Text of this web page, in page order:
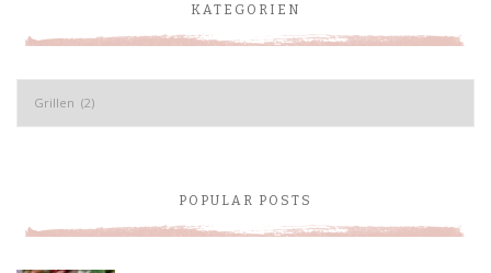
KATEGORIEN
Kategorien
POPULAR POSTS